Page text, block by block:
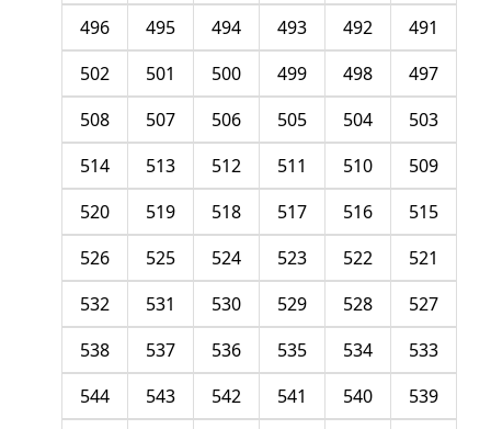
491
492
493
494
495
496
497
498
499
500
501
502
503
504
505
506
507
508
509
510
511
512
513
514
515
516
517
518
519
520
521
522
523
524
525
526
527
528
529
530
531
532
533
534
535
536
537
538
539
540
541
542
543
544